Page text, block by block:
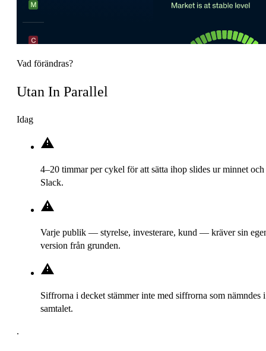
Vad förändras?
Utan In Parallel
Idag
4–20 timmar per cykel för att sätta ihop slides ur minnet och
Slack.
Varje publik — styrelse, investerare, kund — kräver sin
version från grunden.
Siffrorna i decket stämmer inte med siffrorna som nämndes i
samtalet.
.